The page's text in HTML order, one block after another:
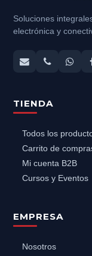
Soluciones
electrónica y
TIENDA
Todos los
Carrito de
Mi cuenta B2B
Cursos y Eventos
EMPRESA
Nosotros